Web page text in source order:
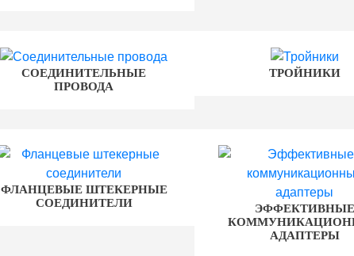
СОЕДИНИТЕЛЬНЫЕ
ПРОВОДА
ТРОЙНИКИ
ФЛАНЦЕВЫЕ ШТЕКЕРНЫЕ
СОЕДИНИТЕЛИ
ЭФФЕКТИВНЫЕ
АДАПТЕРЫ